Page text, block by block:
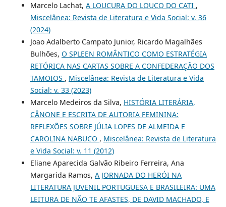
Marcelo Lachat, A LOUCURA DO LOUCO DO CATI ,
Miscelânea: Revista de Literatura e Vida Social: v. 36
(2024)
Joao Adalberto Campato Junior, Ricardo Magalhães
Bulhões, O SPLEEN ROMÂNTICO COMO ESTRATÉGIA
RETÓRICA NAS CARTAS SOBRE A CONFEDERAÇÃO DOS
TAMOIOS , Miscelânea: Revista de Literatura e Vida
Social: v. 33 (2023)
Marcelo Medeiros da Silva, HISTÓRIA LITERÁRIA,
CÂNONE E ESCRITA DE AUTORIA FEMININA:
REFLEXÕES SOBRE JÚLIA LOPES DE ALMEIDA E
CAROLINA NABUCO , Miscelânea: Revista de Literatura
e Vida Social: v. 11 (2012)
Eliane Aparecida Galvão Ribeiro Ferreira, Ana
Margarida Ramos, A JORNADA DO HERÓI NA
LITERATURA JUVENIL PORTUGUESA E BRASILEIRA: UMA
LEITURA DE NÃO TE AFASTES, DE DAVID MACHADO, E